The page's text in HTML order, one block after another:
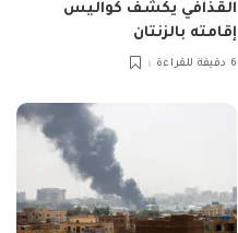
القذافي يكشف كواليس
إقامته بالزنتان
6 دقيقة للقراءة